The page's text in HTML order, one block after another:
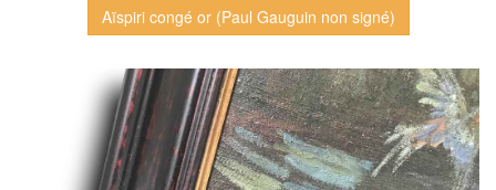
Aïspiri congé or (Paul Gauguin non signé)